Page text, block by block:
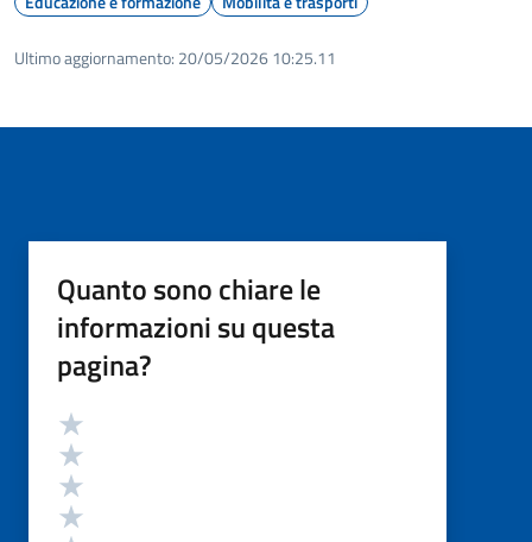
Ultimo aggiornamento: 20/05/2026 10:25.11
Quanto sono chiare le
informazioni su questa
pagina?
Valutazione